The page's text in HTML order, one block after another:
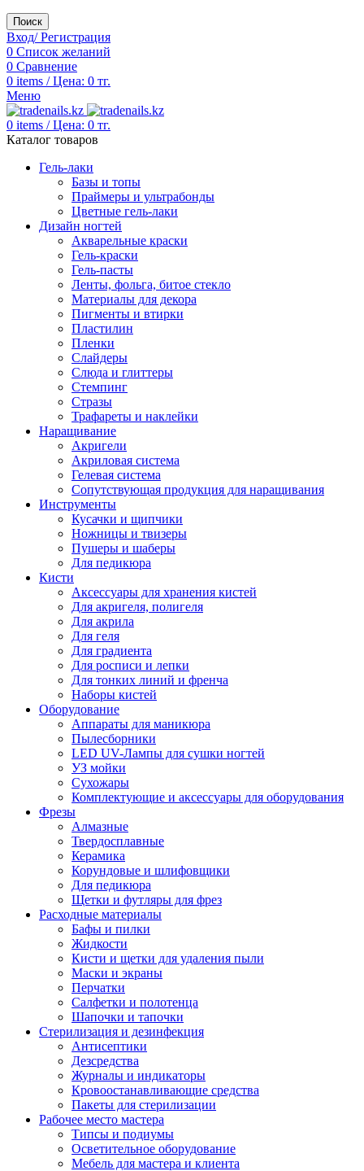
Поиск
Вход/ Регистрация
0 Список желаний
0 Сравнение
0 items / Цена: 0 тг.
Меню
0 items / Цена: 0 тг.
Каталог товаров
Гель-лаки
Базы и топы
Праймеры и ультрабонды
Цветные гель-лаки
Дизайн ногтей
Акварельные краски
Гель-краски
Гель-пасты
Ленты, фольга, битое стекло
Материалы для декора
Пигменты и втирки
Пластилин
Пленки
Слайдеры
Слюда и глиттеры
Стемпинг
Стразы
Трафареты и наклейки
Наращивание
Акригели
Акриловая система
Гелевая система
Сопутствующая продукция для наращивания
Инструменты
Кусачки и щипчики
Ножницы и твизеры
Пушеры и шаберы
Для педикюра
Кисти
Аксессуары для хранения кистей
Для акригеля, полигеля
Для акрила
Для геля
Для градиента
Для росписи и лепки
Для тонких линий и френча
Наборы кистей
Оборудование
Аппараты для маникюра
Пылесборники
LED UV-Лампы для сушки ногтей
УЗ мойки
Сухожары
Комплектующие и аксессуары для оборудования
Фрезы
Алмазные
Твердосплавные
Керамика
Корундовые и шлифовщики
Для педикюра
Щетки и футляры для фрез
Расходные материалы
Бафы и пилки
Жидкости
Кисти и щетки для удаления пыли
Маски и экраны
Перчатки
Салфетки и полотенца
Шапочки и тапочки
Стерилизация и дезинфекция
Антисептики
Дезсредства
Журналы и индикаторы
Кровоостанавливающие средства
Пакеты для стерилизации
Рабочее место мастера
Типсы и подиумы
Осветительное оборудование
Мебель для мастера и клиента